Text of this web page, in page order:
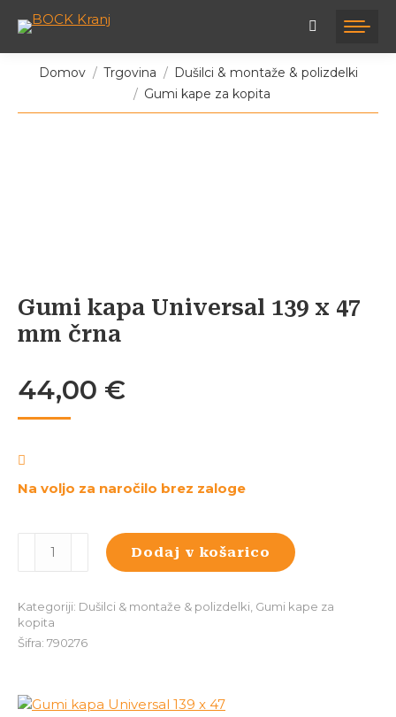
Tukaj ste:
Domov Trgovina
Dušilci & montaže & polizdelki
Gumi kape za kopita
Gumi kapa Universal 139 x 47
mm črna
44,00 €
Na voljo za naročilo brez zaloge
x
47
mm
Dodaj v košarico
Kategoriji: Dušilci & montaže & polizdelki Gumi kape za
kopita
Šifra: 790276